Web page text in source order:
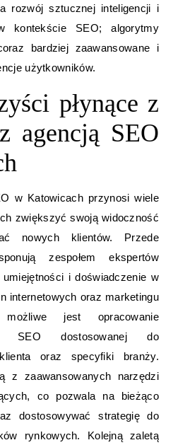
rozwój sztucznej inteligencji i
kontekście SEO; algorytmy
bardziej zaawansowane i
użytkowników.
płynące z
agencją SEO
w Katowicach przynosi wiele
zwiększyć swoją widoczność
nowych klientów. Przede
zespołem ekspertów
i doświadczenie w
internetowych oraz marketingu
jest opracowanie
SEO dostosowanej do
oraz specyfiki branży.
z zaawansowanych narzędzi
co pozwala na bieżąco
dostosowywać strategię do
rynkowych. Kolejną zaletą